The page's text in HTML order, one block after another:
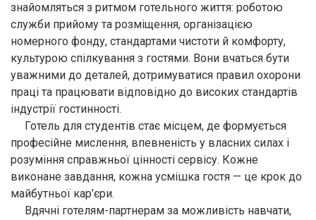
знайомляться з ритмом готельного життя: роботою
служби прийому та розміщення, організацією
номерного фонду, стандартами чистоти й комфорту,
культурою спілкування з гостями. Вони вчаться бути
уважними до деталей, дотримуватися правил охорони
праці та працювати відповідно до високих стандартів
індустрії гостинності.
Готель для студентів стає місцем, де формується
професійне мислення, впевненість у власних силах і
розуміння справжньої цінності сервісу. Кожне
виконане завдання, кожна усмішка гостя — це крок до
майбутньої кар’єри.
Вдячні готелям-партнерам за можливість навчати,